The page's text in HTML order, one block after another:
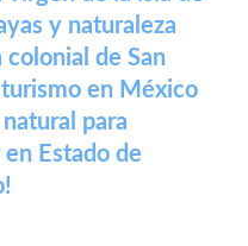
y naturaleza
colonial de San
en México
para
Estado de